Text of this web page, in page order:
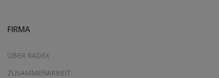
FIRMA
ÜBER RADEX
ZUSAMMENARBEIT